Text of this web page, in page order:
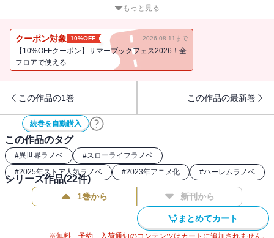
もっと見る
クーポン対象 10%OFF 2026.08.11まで
【10%OFFクーポン】サマーブックフェス2026！全
フロアで使える
この作品の1巻 この作品の最新巻
続巻を自動購入
この作品のタグ
#異世界ラノベ #スローライフラノベ
#2025年ストア人気ラノベ #2023年アニメ化 #ハーレムラノベ
シリーズ作品(22件)
1巻から 新刊から
まとめてカート
※無料、予約、入荷通知のコンテンツはカートに追加されません。